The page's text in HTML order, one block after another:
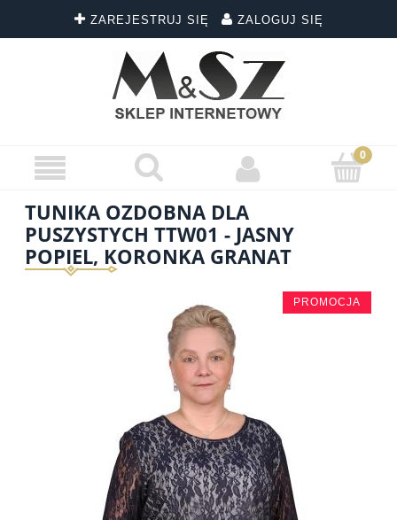
ZAREJESTRUJ SIĘ ZALOGUJ SIĘ
TUNIKA OZDOBNA DLA
PUSZYSTYCH TTW01 - JASNY
POPIEL, KORONKA GRANAT
PROMOCJA